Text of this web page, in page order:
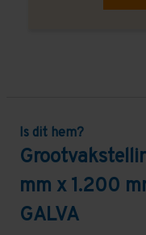
Is dit hem?
mm x 1.200
GALVA